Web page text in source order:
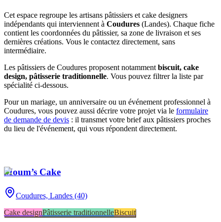
Cet espace regroupe les artisans pâtissiers et cake designers
indépendants qui interviennent à Coudures (Landes). Chaque fiche
contient les coordonnées du pâtissier, sa zone de livraison et ses
dernières créations. Vous le contactez directement, sans
intermédiaire.
Les pâtissiers de Coudures proposent notamment biscuit, cake
design, pâtisserie traditionnelle. Vous pouvez filtrer la liste par
spécialité ci-dessous.
Pour un mariage, un anniversaire ou un événement professionnel à
Coudures, vous pouvez aussi décrire votre projet via le formulaire
de demande de devis : il transmet votre brief aux pâtissiers proches
du lieu de l'événement, qui vous répondent directement.
Moum’s Cake
Coudures, Landes (40)
Cake designPâtisserie traditionnelleBiscuit